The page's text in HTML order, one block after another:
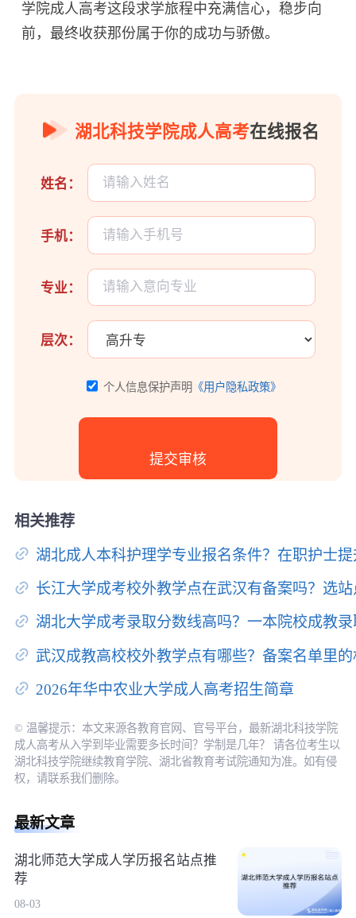
学院成人高考这段求学旅程中充满信心，稳步向
前，最终收获那份属于你的成功与骄傲。
湖北科技学院成人高考在线报名
姓名：
手机：
专业：
层次：
个人信息保护声明 《用户隐私政策》
相关推荐
湖北成人本科护理学专业报名条件？在职护士
长江大学成考校外教学点在武汉有备案吗？选
湖北大学成考录取分数线高吗？一本院校成教
武汉成教高校校外教学点有哪些？备案名单里
2026年华中农业大学成人高考招生简章
© 温馨提示：本文来源各教育官网、官号平台，最新湖北科技学院
成人高考从入学到毕业需要多长时间？学制是几年？ 请各位考生以
湖北科技学院继续教育学院、湖北省教育考试院通知为准。如有侵
权，请联系我们删除。
最新文章
湖北师范大学成人学历报名站点推
荐
08-03